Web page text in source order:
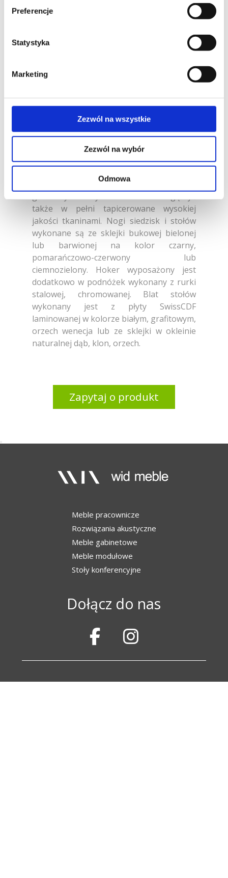
Preferencje
Statystyka
Marketing
Zezwól na wszystkie
Zezwól na wybór
Odmowa
KRAK potrafi skupiać na sobie uwagę w
przestrzeniach biurowych, co-
restauracyjnych i domowych.
To krzesła, fotel, hokery i stoły dumnie
wznoszące się na dwóch parach
się ku dołowi.
Krzesła i hokery KRAK dostępne są w
wersji z profilowanej sklejki bukowej w
laminacie HPL w kolorze białym lub
także w pełni tapicerowane wysokiej
jakości tkaninami. Nogi siedzisk i stołów
wykonane są ze sklejki bukowej bielonej
lub barwionej na kolor czarny,
pomarańczowo-czerwony lub
ciemnozielony. Hoker wyposażony jest
dodatkowo w podnóżek wykonany z rurki
stalowej, chromowanej. Blat stołów
wykonany jest z płyty SwissCDF
laminowanej w kolorze białym, grafitowym,
orzech wenecja lub ze sklejki w okleinie
naturalnej dąb, klon, orzech.
Zapytaj o produkt
Meble pracownicze
Rozwiązania akustyczne
Meble gabinetowe
Meble modułowe
Stoły konferencyjne
Dołącz do nas